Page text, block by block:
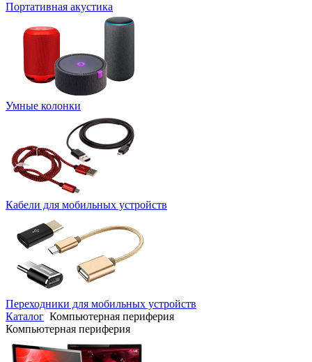
Портативная акустика
Умные колонки
Кабели для мобильных устройств
Переходники для мобильных устройств
Каталог Компьютерная периферия
Компьютерная периферия